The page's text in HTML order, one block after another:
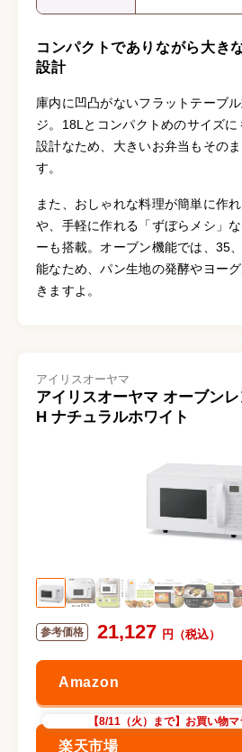
コンパクトでありながら大き
設計
庫内に凹凸がないフラットテーブ
ジ。18Lとコンパクトめのサイズ
設計なため、大きいお弁当もその
す。
また、おしゃれな料理が簡単に作れ
や、手軽に作れる「ずぼらメシ」
ーも搭載。オーブン機能では、35
能なため、パン生地の発酵やヨー
きますよ。
アイリスオーヤマ
アイリスオーヤマ オーブン
H ナチュラルホワイト
21,127
【8/11（火）まで】お買い物マ